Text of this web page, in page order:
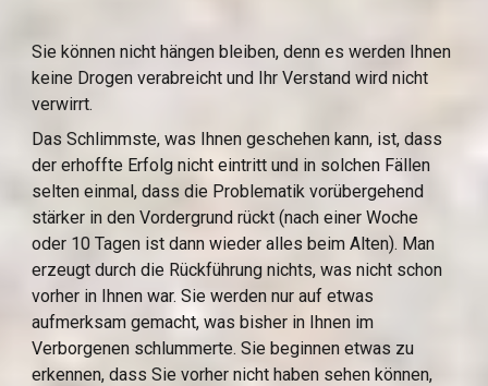
Sie können nicht hängen bleiben, denn es werden Ihnen
keine Drogen verabreicht und Ihr Verstand wird nicht
verwirrt.
Das Schlimmste, was Ihnen geschehen kann, ist, dass
der erhoffte Erfolg nicht eintritt und in solchen Fällen
selten einmal, dass die Problematik vorübergehend
stärker in den Vordergrund rückt (nach einer Woche
oder 10 Tagen ist dann wieder alles beim Alten). Man
erzeugt durch die Rückführung nichts, was nicht schon
vorher in Ihnen war. Sie werden nur auf etwas
aufmerksam gemacht, was bisher in Ihnen im
Verborgenen schlummerte. Sie beginnen etwas zu
erkennen, dass Sie vorher nicht haben sehen können,